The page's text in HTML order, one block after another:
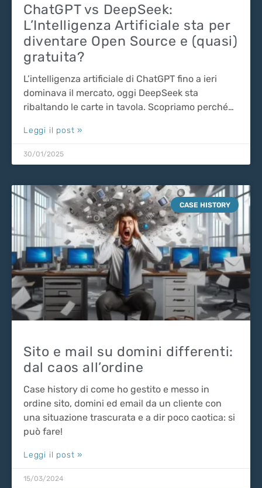
ChatGPT vs DeepSeek:
L’Intelligenza Artificiale sta per
diventare Open Source e (quasi)
gratuita?
L’intelligenza artificiale di ChatGPT fino a ieri
dominava il mercato, oggi DeepSeek sta
ribaltando le carte in tavola. Scopriamo perché…
Leggi il post »
30/01/2025
CASE HISTORY
Sito e mail su domini differenti:
dal caos all’ordine
Case history di come ho gestito e messo in
ordine sito, domini ed email da un cliente con
una situazione trascurata e a dir poco caotica: si
può fare!
Leggi il post »
15/03/2024